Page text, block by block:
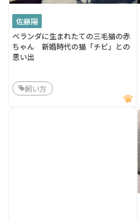
佐藤陽
ベランダに生まれたての三毛猫の赤
ちゃん 新婚時代の猫「チビ」との
思い出
飼い方